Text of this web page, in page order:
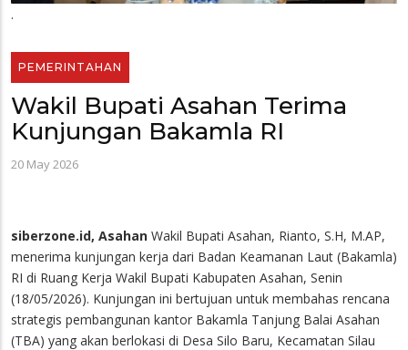
.
PEMERINTAHAN
Wakil Bupati Asahan Terima
Kunjungan Bakamla RI
20 May 2026
siberzone.id, Asahan Wakil Bupati Asahan, Rianto, S.H, M.AP,
menerima kunjungan kerja dari Badan Keamanan Laut (Bakamla)
RI di Ruang Kerja Wakil Bupati Kabupaten Asahan, Senin
(18/05/2026). Kunjungan ini bertujuan untuk membahas rencana
strategis pembangunan kantor Bakamla Tanjung Balai Asahan
(TBA) yang akan berlokasi di Desa Silo Baru, Kecamatan Silau